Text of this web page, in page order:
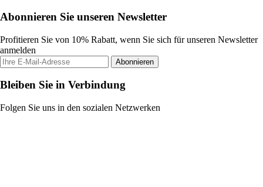
Abonnieren Sie unseren Newsletter
Profitieren Sie von 10% Rabatt, wenn Sie sich für unseren Newsletter
anmelden
Abonnieren
Bleiben Sie in Verbindung
Folgen Sie uns in den sozialen Netzwerken